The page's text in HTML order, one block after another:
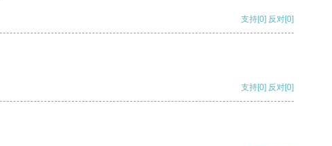
支持[0] 反对[0]
支持[0] 反对[0]